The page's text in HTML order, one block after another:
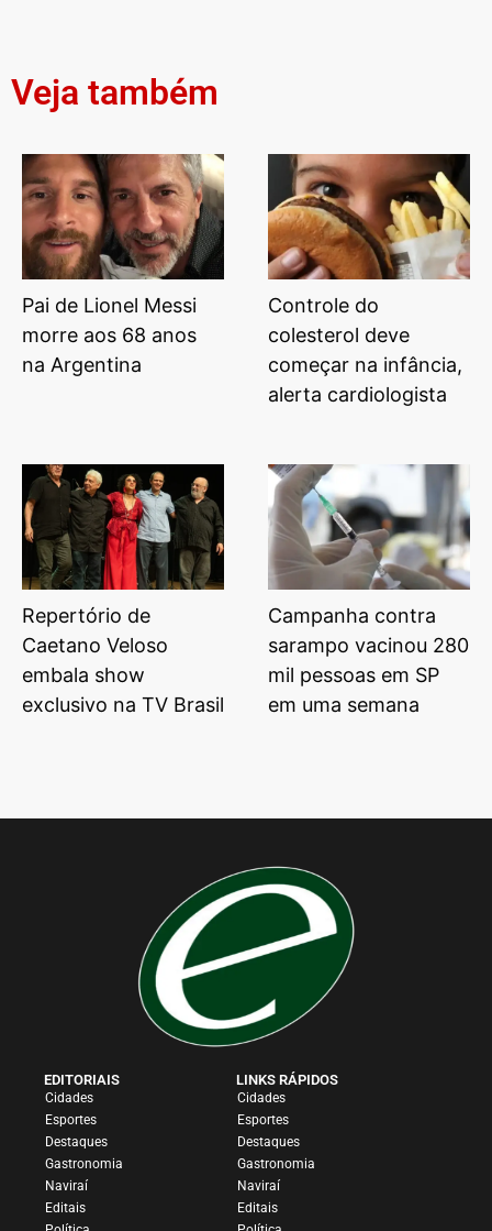
Veja também
Pai de Lionel Messi
morre aos 68 anos
na Argentina
Controle do
colesterol deve
começar na infância,
alerta cardiologista
Repertório de
Caetano Veloso
embala show
exclusivo na TV Brasil
Campanha contra
sarampo vacinou 280
mil pessoas em SP
em uma semana
EDITORIAIS
Cidades
Esportes
Destaques
Gastronomia
Naviraí
Editais
LINKS RÁPIDOS
Cidades
Esportes
Destaques
Gastronomia
Naviraí
Editais